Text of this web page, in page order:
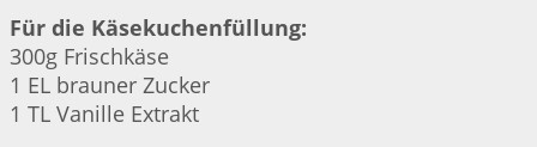
Für die Käsekuchenfüllung:
300g Frischkäse
1 EL brauner Zucker
1 TL Vanille Extrakt